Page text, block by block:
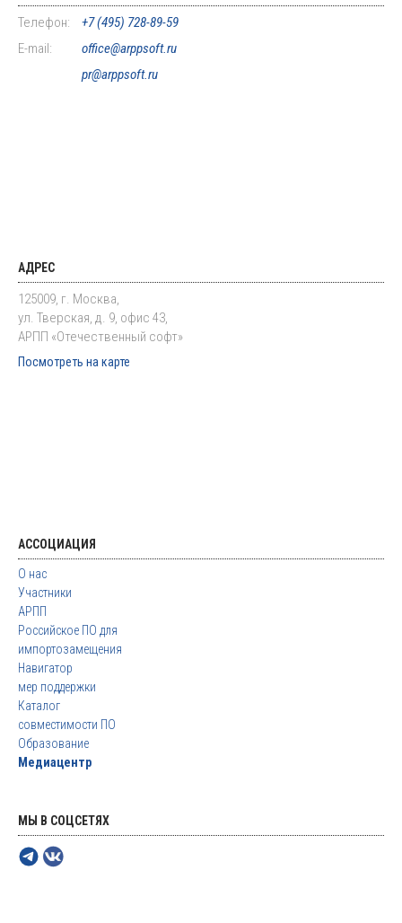
Телефон:
+7 (495) 728-89-59
E-mail:
office@arppsoft.ru
pr@arppsoft.ru
АДРЕС
125009, г. Москва,
ул. Тверская, д. 9, офис 43,
АРПП «Отечественный софт»
Посмотреть на карте
АССОЦИАЦИЯ
О нас
Участники
АРПП
Российское ПО для
импортозамещения
Навигатор
мер поддержки
Каталог
совместимости ПО
Образование
Медиацентр
МЫ В СОЦСЕТЯХ